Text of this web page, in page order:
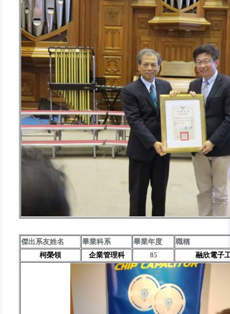
傑出系友姓名 畢業科系 畢業年度
職稱
柯榮領
企業管理科 85 融欣電子